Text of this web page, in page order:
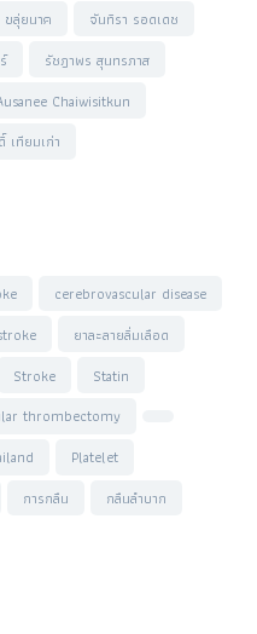
ขลุ่ยนาค
จันทิรา รอดเดช
รัชฎาพร สุนทรภาส
Chaiwisitkun
เทียมเก่า
cerebrovascular disease
ยาละลายลิ่มเลือด
Stroke
Statin
thrombectomy
Platelet
การกลืน กลืนลำบาก